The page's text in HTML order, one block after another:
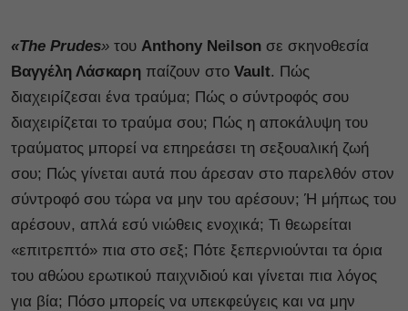
«The Prudes» του Anthony Neilson σε σκηνοθεσία
Βαγγέλη Λάσκαρη παίζουν στο Vault. Πώς
διαχειρίζεσαι ένα τραύμα; Πώς ο σύντροφός σου
διαχειρίζεται το τραύμα σου; Πώς η αποκάλυψη του
τραύματος μπορεί να επηρεάσει τη σεξουαλική ζωή
σου; Πώς γίνεται αυτά που άρεσαν στο παρελθόν στον
σύντροφό σου τώρα να μην του αρέσουν; Ή μήπως του
αρέσουν, απλά εσύ νιώθεις ενοχικά; Τι θεωρείται
«επιτρεπτό» πια στο σεξ; Πότε ξεπερνιούνται τα όρια
του αθώου ερωτικού παιχνιδιού και γίνεται πια λόγος
για βία; Πόσο μπορείς να υπεκφεύγεις και να μην